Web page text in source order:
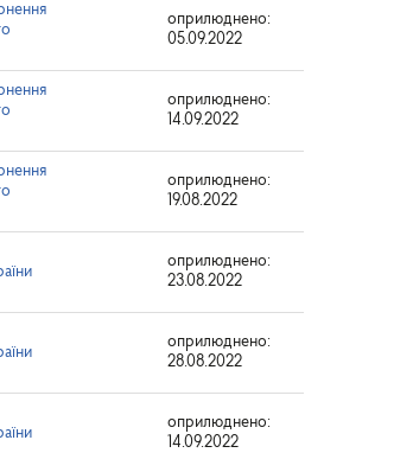
оприлюднено:
05.09.2022
оприлюднено:
14.09.2022
оприлюднено:
19.08.2022
оприлюднено:
23.08.2022
оприлюднено:
28.08.2022
оприлюднено:
14.09.2022